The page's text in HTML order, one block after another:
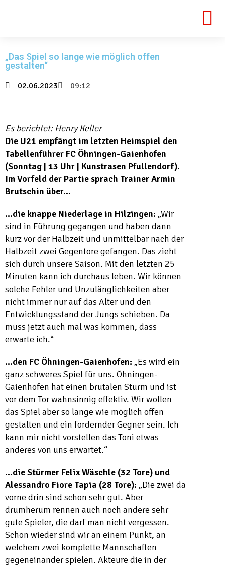
„Das Spiel so lange wie möglich offen
gestalten“
02.06.2023 09:12
Es berichtet: Henry Keller
Die U21 empfängt im letzten Heimspiel den
Tabellenführer FC Öhningen-Gaienhofen
(Sonntag | 13 Uhr | Kunstrasen Pfullendorf).
Im Vorfeld der Partie sprach Trainer Armin
Brutschin über…
…die knappe Niederlage in Hilzingen: „Wir
sind in Führung gegangen und haben dann
kurz vor der Halbzeit und unmittelbar nach der
Halbzeit zwei Gegentore gefangen. Das zieht
sich durch unsere Saison. Mit den letzten 25
Minuten kann ich durchaus leben. Wir können
solche Fehler und Unzulänglichkeiten aber
nicht immer nur auf das Alter und den
Entwicklungsstand der Jungs schieben. Da
muss jetzt auch mal was kommen, dass
erwarte ich.“
…den FC Öhningen-Gaienhofen: „Es wird ein
ganz schweres Spiel für uns. Öhningen-
Gaienhofen hat einen brutalen Sturm und ist
vor dem Tor wahnsinnig effektiv. Wir wollen
das Spiel aber so lange wie möglich offen
gestalten und ein fordernder Gegner sein. Ich
kann mir nicht vorstellen das Toni etwas
anderes von uns erwartet.“
…die Stürmer Felix Wäschle (32 Tore) und
Alessandro Fiore Tapia (28 Tore): „Die zwei da
vorne drin sind schon sehr gut. Aber
drumherum rennen auch noch andere sehr
gute Spieler, die darf man nicht vergessen.
Schon wieder sind wir an einem Punkt, an
welchem zwei komplette Mannschaften
gegeneinander spielen. Akteure die in der